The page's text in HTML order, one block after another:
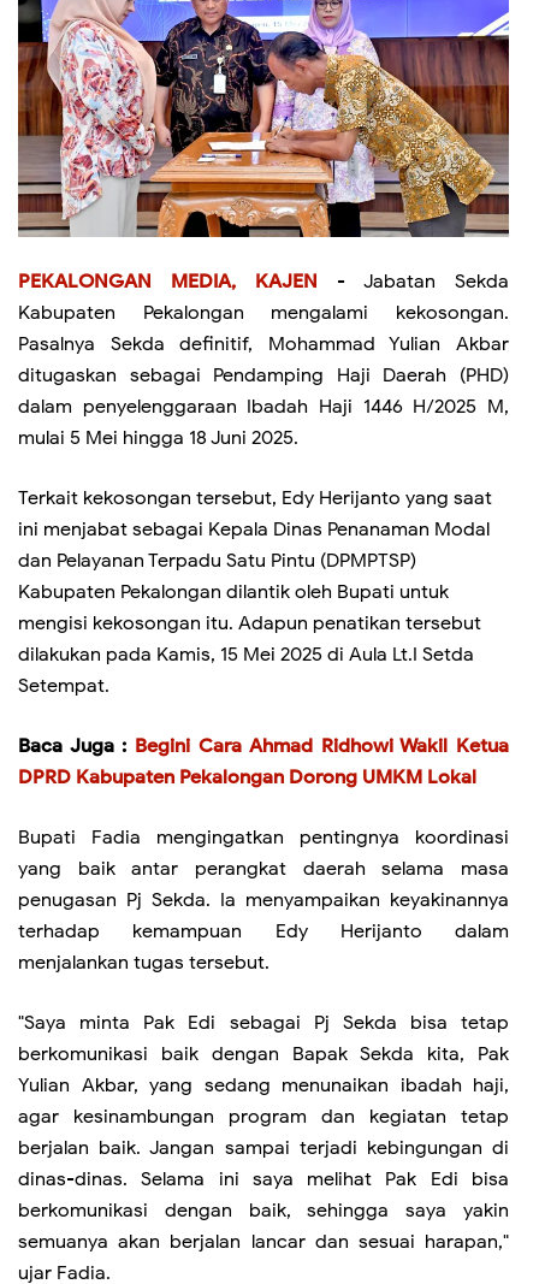
PEKALONGAN MEDIA, KAJEN - Jabatan Sekda
Kabupaten Pekalongan mengalami kekosongan.
Pasalnya Sekda definitif, Mohammad Yulian Akbar
ditugaskan sebagai Pendamping Haji Daerah (PHD)
dalam penyelenggaraan Ibadah Haji 1446 H/2025 M,
mulai 5 Mei hingga 18 Juni 2025.
Terkait kekosongan tersebut, Edy Herijanto yang saat
ini menjabat sebagai Kepala Dinas Penanaman Modal
dan Pelayanan Terpadu Satu Pintu (DPMPTSP)
Kabupaten Pekalongan dilantik oleh Bupati untuk
mengisi kekosongan itu. Adapun penatikan tersebut
dilakukan pada Kamis, 15 Mei 2025 di Aula Lt.I Setda
Setempat.
Baca Juga : Begini Cara Ahmad Ridhowi Wakil Ketua
DPRD Kabupaten Pekalongan Dorong UMKM Lokal
Bupati Fadia mengingatkan pentingnya koordinasi
yang baik antar perangkat daerah selama masa
penugasan Pj Sekda. Ia menyampaikan keyakinannya
terhadap kemampuan Edy Herijanto dalam
menjalankan tugas tersebut.
"Saya minta Pak Edi sebagai Pj Sekda bisa tetap
berkomunikasi baik dengan Bapak Sekda kita, Pak
Yulian Akbar, yang sedang menunaikan ibadah haji,
agar kesinambungan program dan kegiatan tetap
berjalan baik. Jangan sampai terjadi kebingungan di
dinas-dinas. Selama ini saya melihat Pak Edi bisa
berkomunikasi dengan baik, sehingga saya yakin
semuanya akan berjalan lancar dan sesuai harapan,"
ujar Fadia.